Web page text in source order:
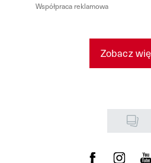
Współpraca reklamowa
Zobacz
Visit us onVisit us on